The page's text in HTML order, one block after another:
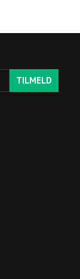
TILMELD